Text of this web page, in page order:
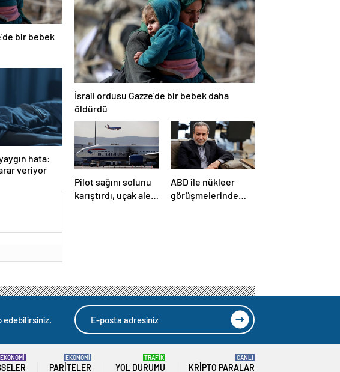
bir bebek
hata:
veriyor
gönderdi”
İsrail ordusu Gazze’de bir bebek daha
öldürdü
Pilot sağını solunu
karıştırdı, uçak alev
ABD ile nükleer
görüşmelerinde
edebilirsiniz.
EKONOMİ
PARITELER
EKONOMİ
YOL DURUMU
TRAFİK
KRIPTO PARALAR
CANLI